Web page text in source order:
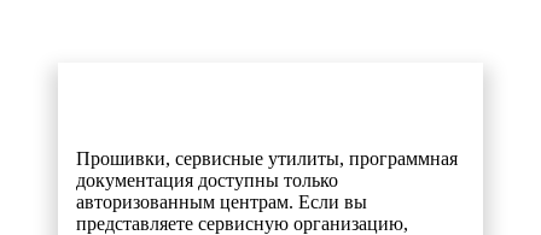
Прошивки, сервисные утилиты, программная
документация доступны только
авторизованным центрам. Если вы
представляете сервисную организацию,